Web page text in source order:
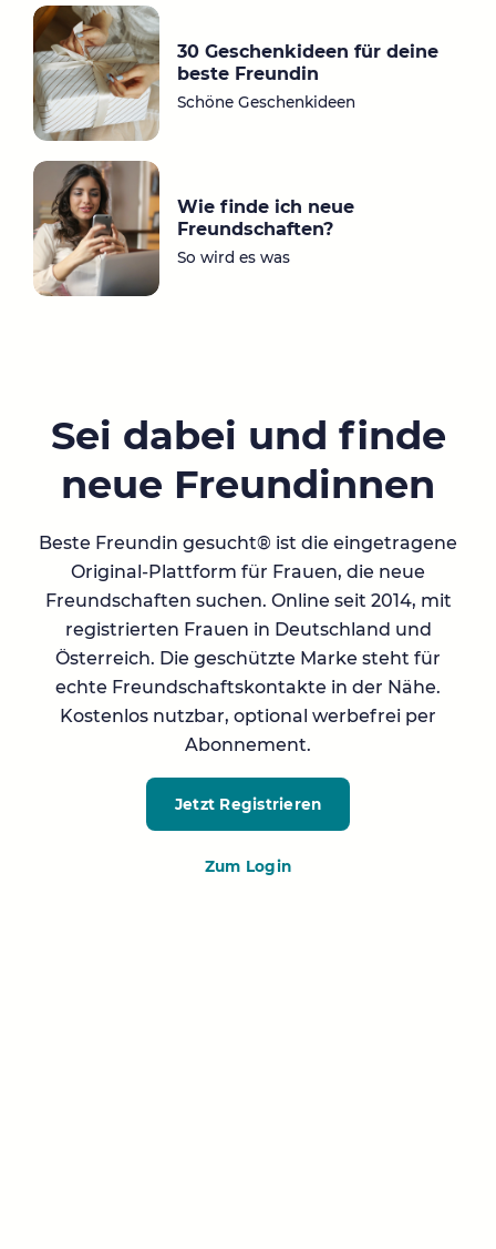
30 Geschenkideen für deine
beste Freundin
Schöne Geschenkideen
Wie finde ich neue
Freundschaften?
So wird es was
Sei dabei und finde
neue Freundinnen
Beste Freundin gesucht® ist die eingetragene
Original-Plattform für Frauen, die neue
Freundschaften suchen. Online seit 2014, mit
registrierten Frauen in Deutschland und
Österreich. Die geschützte Marke steht für
echte Freundschaftskontakte in der Nähe.
Kostenlos nutzbar, optional werbefrei per
Abonnement.
Jetzt Registrieren
Zum Login